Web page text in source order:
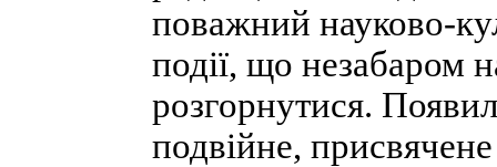
поважний науково-
події, що незабаром
розгорнутися.
подвійне,